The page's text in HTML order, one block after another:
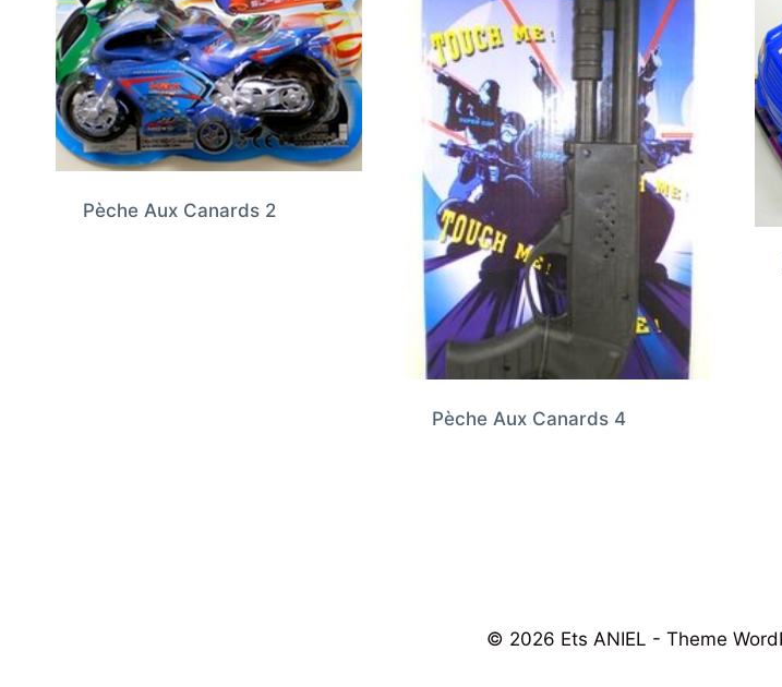
Pèche Aux Canards 2
Pèche Aux Canards 4
© 2026 Ets ANIEL - Theme